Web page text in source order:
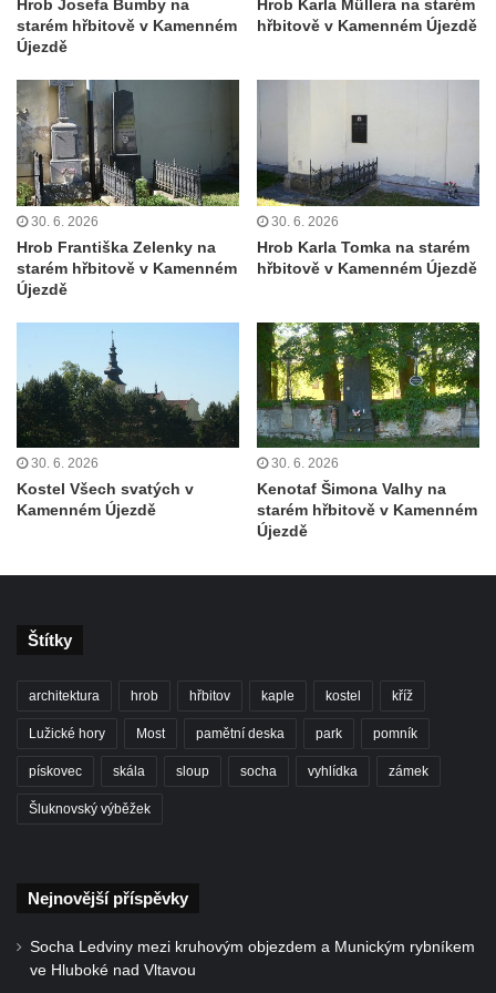
koncentračního tábora v Tovární ulici v
u Pěnčína
Kenotaf Emila Posselta na hřbitově v
Krásné u Pěnčína
Kenotaf Edmunda Andera na hřbitově v
Krásné u Pěnčína
Hřbitovní kaple rodiny Fiedler na hřbitově v
Kenotaf Franze Ruseho na hřbitově v
Teplicích nad Metují
Pomník obětem 2. světové války na hřbitově
v Teplicích nad Metují
Hrob Waltera Hilleho na hřbitově ve Vlčí
Hoře
Kenotaf Oskara Ringelhana na hřbitově v
Kenotaf Augusta Michela na hřbitově v
Hrob Theodora Sommera na hřbitově v
Benešově nad Ploučnicí
Hrob Wendelina Janiche na hřbitově v
Hrob Franze Wünsche na hřbitově v
Pamětní desky obětem 1. světové války v
Hrob Josefa Bumby na
starém hřbitově v Kamenném
Újezdě
Hrob Karla Müllera na starém
hřbitově v Kamenném Újezdě
30. 6. 2026
Hrob Františka Zelenky na
starém hřbitově v Kamenném
Újezdě
30. 6. 2026
Hrob Karla Tomka na starém
hřbitově v Kamenném Újezdě
30. 6. 2026
Kostel Všech svatých v
Kamenném Újezdě
30. 6. 2026
Kenotaf Šimona Valhy na
starém hřbitově v Kamenném
Újezdě
Štítky
architektura hrob hřbitov kaple kostel kříž
Lužické hory Most pamětní deska park pomník
pískovec skála sloup socha vyhlídka zámek
Šluknovský výběžek
Nejnovější příspěvky
Socha Ledviny mezi kruhovým objezdem a Munickým rybníkem
ve Hluboké nad Vltavou